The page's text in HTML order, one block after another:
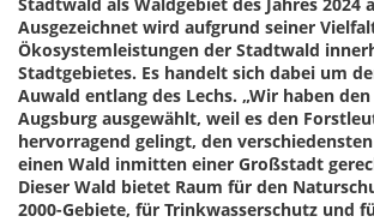
Ausgezeichnet wird aufgrund seiner
Ökosystemleistungen der Stadtwald
Stadtgebietes. Es handelt sich dabei um
Auwald entlang des Lechs. „Wir haben
Augsburg ausgewählt, weil es den
hervorragend gelingt, den
einen Wald inmitten einer Großstadt
Dieser Wald bietet Raum für den
2000-Gebiete, für Trinkwasserschutz und